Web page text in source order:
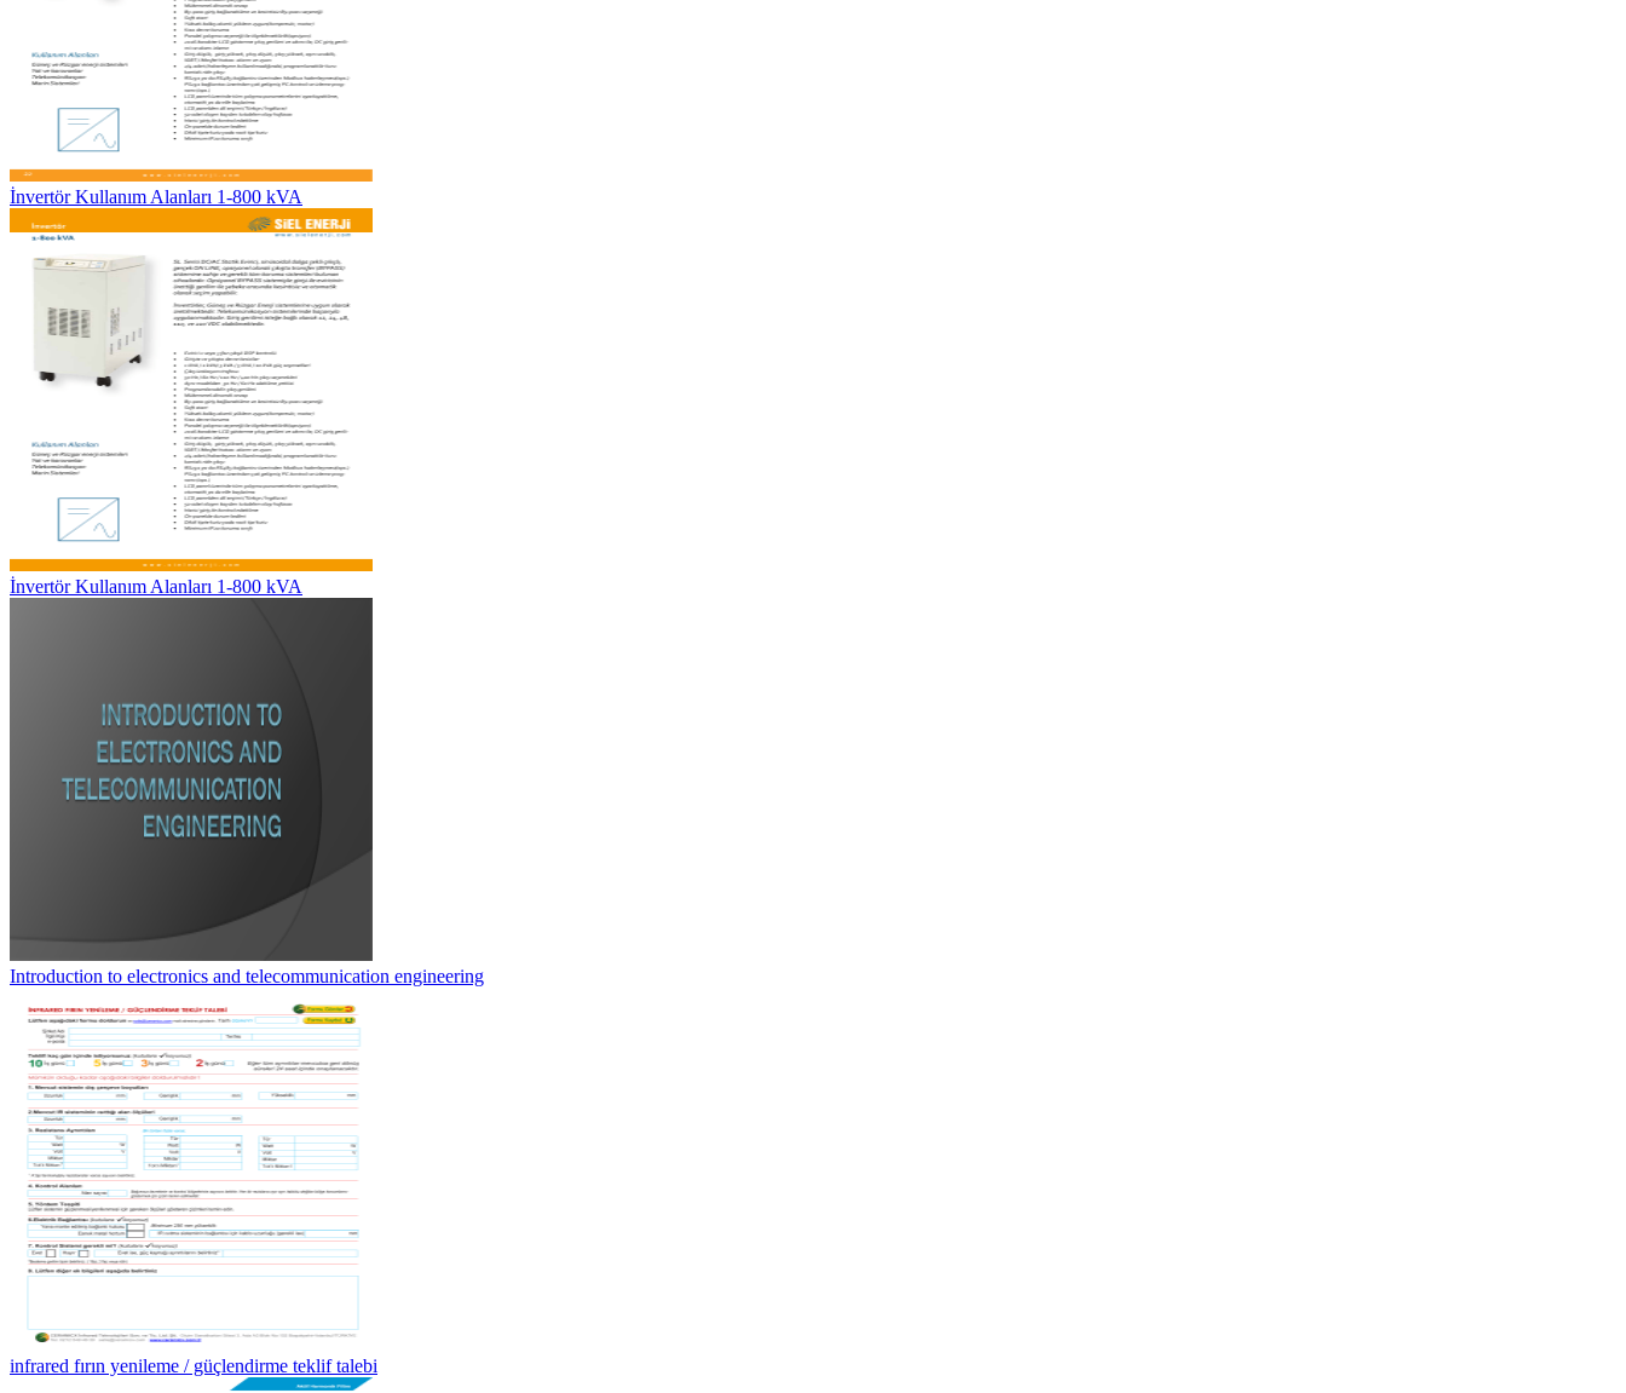
İnvertör Kullanım Alanları 1-800 kVA
İnvertör Kullanım Alanları 1-800 kVA
Introduction to electronics and telecommunication engineering
infrared fırın yenileme / güçlendirme teklif talebi